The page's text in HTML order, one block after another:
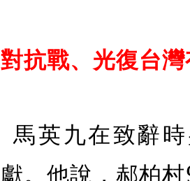
對抗戰、光復台
馬英九在致辭
獻。他說，郝柏村